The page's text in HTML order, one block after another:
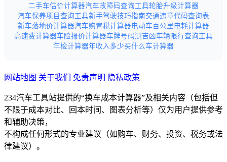
二手车估价计算器汽车故障码查询工具轮胎升级计算器
汽车保养项目查询工具新手驾驶技巧指南交通违章代码查询表
新车落地价计算器汽车购置税计算器电动车百公里电耗计算器
高速费计算器车险报价计算器车牌号码测吉凶车辆限行查询工具
年检计算器年收入多少买什么车计算器
网站地图 关于我们 免责声明 隐私政策
234汽车工具站提供的“换车成本计算器”及相关内容（包括但
不限于成本对比、回本时间、图表分析等）仅为用户提供参考
和辅助决策，
不构成任何形式的专业建议（如购车、财务、投资、税务或法
律建议）。